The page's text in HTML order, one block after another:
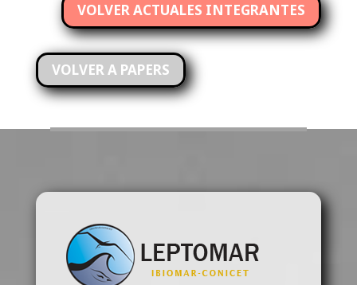
VOLVER ACTUALES INTEGRANTES
VOLVER A PAPERS